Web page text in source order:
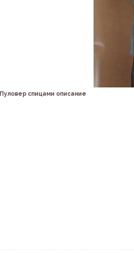
Пуловер спицами описание